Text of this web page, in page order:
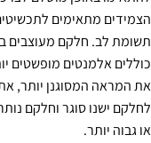
הצמידים מתאימים
תשומת לב. חלקם מעוצבים
כוללים אלמנטים מופשטים
את המראה המסוגנן יותר,
לחלקם ישנו סוגר וחלקם
או גבוה יותר.